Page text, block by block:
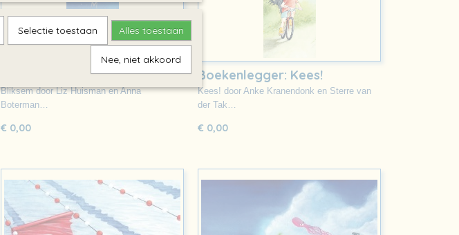
Boekenlegger: Bliksem
Bliksem door Liz Huisman en Anna
Boterman…
€ 0,00
Boekenlegger: Kees!
Kees! door Anke Kranendonk en Sterre van
der Tak…
€ 0,00
Selectie toestaan Alles toestaan
Nee, niet akkoord